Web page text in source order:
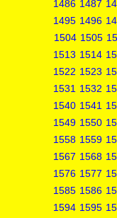
1486 1487
1495 1496
1504 1505
1513 1514
1522 1523
1531 1532
1540 1541
1549 1550
1558 1559
1567 1568
1576 1577
1585 1586
1594 1595